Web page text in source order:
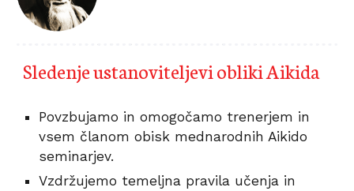
Sledenje ustanoviteljevi obliki Aikida
Povzbujamo in omogočamo trenerjem in
vsem članom obisk mednarodnih Aikido
seminarjev.
Vzdržujemo temeljna pravila učenja in